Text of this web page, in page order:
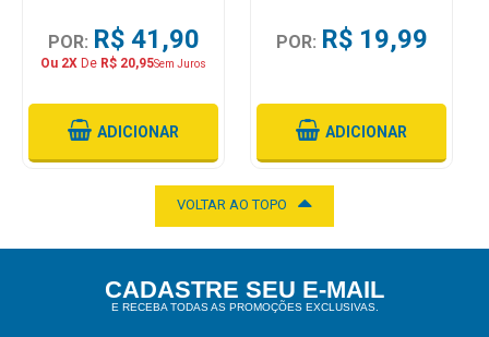
Cuidado
Dermocosméticos
POR: R$ 41,90
Ou 2X De R$ 20,95Sem Juros
ADICIONAR
POR: R$ 19,99
ADICIONAR
VOLTAR AO TOPO
CADASTRE SEU E-MAIL
E RECEBA TODAS AS PROMOÇÕES EXCLUSIVAS.